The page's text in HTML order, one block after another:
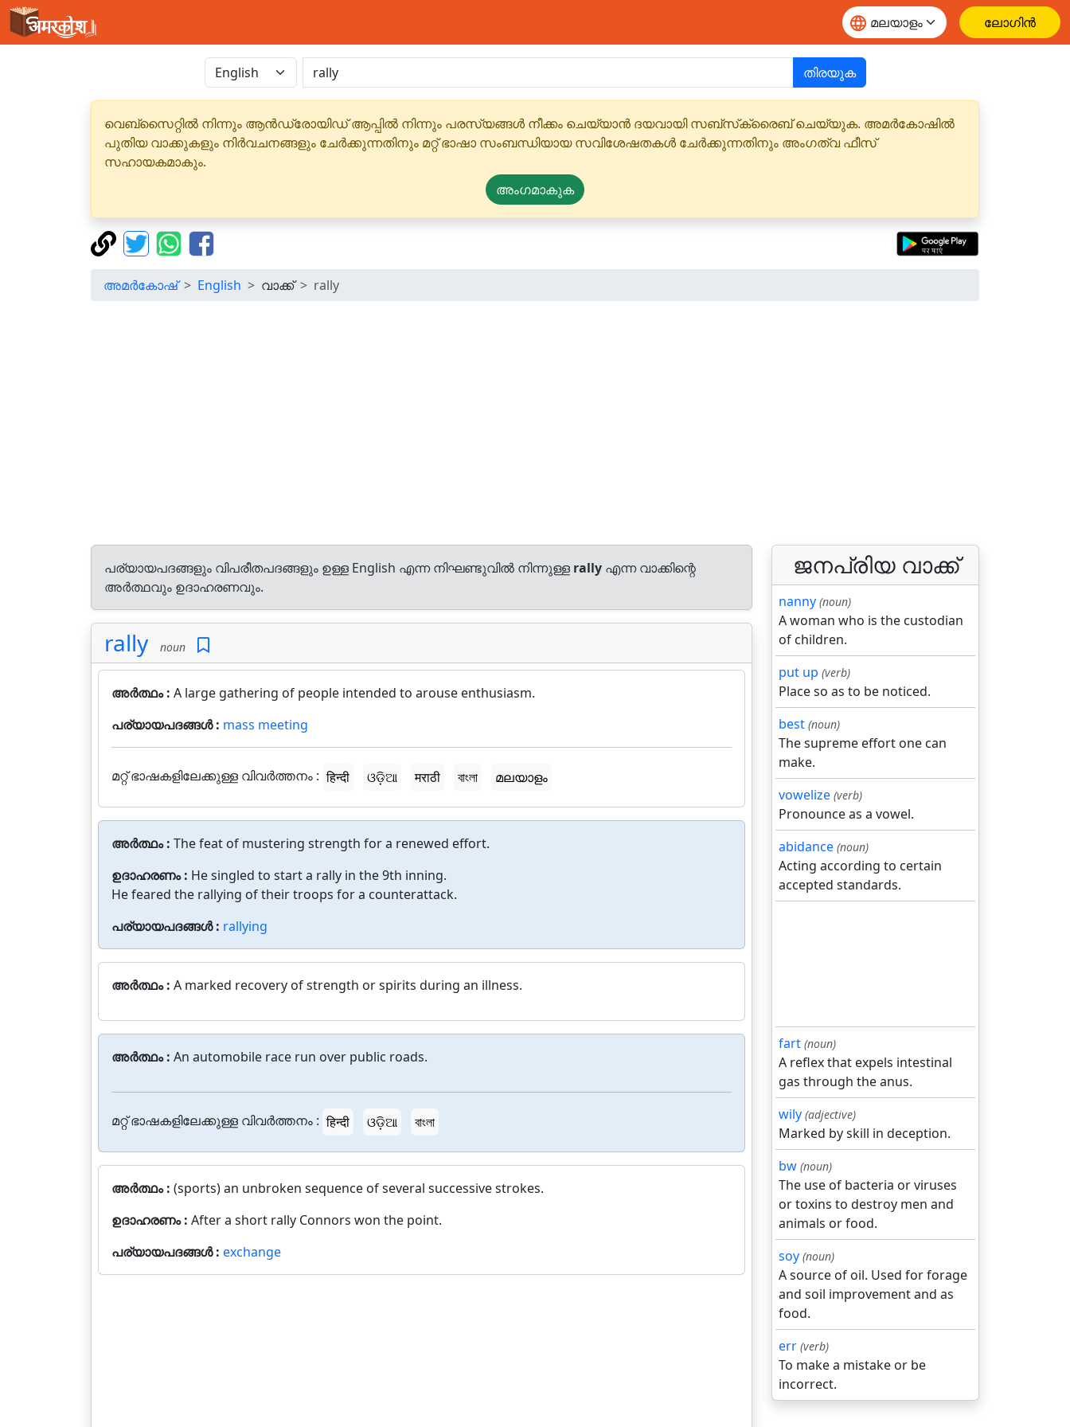
ലോഗിൻ
തിരയുക
വെബ്‌സൈറ്റിൽ നിന്നും ആൻഡ്രോയിഡ് ആപ്പിൽ നിന്നും പരസ്യങ്ങൾ നീക്കം ചെയ്യാൻ ദയവായി സബ്‌സ്‌ക്രൈബ് ചെയ്യുക. അമർകോഷിൽ
പുതിയ വാക്കുകളും നിർവചനങ്ങളും ചേർക്കുന്നതിനും മറ്റ് ഭാഷാ സംബന്ധിയായ സവിശേഷതകൾ ചേർക്കുന്നതിനും അംഗത്വ ഫീസ്
സഹായകമാകും.
അംഗമാകുക
അമർകോഷ് English വാക്ക് rally
പര്യായപദങ്ങളും വിപരീതപദങ്ങളും ഉള്ള English എന്ന നിഘണ്ടുവിൽ നിന്നുള്ള rally എന്ന വാക്കിന്റെ
അർത്ഥവും ഉദാഹരണവും.
rally noun
അർത്ഥം : A large gathering of people intended to arouse enthusiasm.
പര്യായപദങ്ങൾ : mass meeting
മറ്റ് ഭാഷകളിലേക്കുള്ള വിവർത്തനം : हिन्दी ଓଡ଼ିଆ मराठी বাংলা മലയാളം
അർത്ഥം : The feat of mustering strength for a renewed effort.
ഉദാഹരണം : He singled to start a rally in the 9th inning.
He feared the rallying of their troops for a counterattack.
പര്യായപദങ്ങൾ : rallying
അർത്ഥം : A marked recovery of strength or spirits during an illness.
അർത്ഥം : An automobile race run over public roads.
മറ്റ് ഭാഷകളിലേക്കുള്ള വിവർത്തനം : हिन्दी ଓଡ଼ିଆ বাংলা
അർത്ഥം : (sports) an unbroken sequence of several successive strokes.
ഉദാഹരണം : After a short rally Connors won the point.
പര്യായപദങ്ങൾ : exchange
ജനപ്രിയ വാക്ക്
nanny (noun)
A woman who is the custodian
of children.
put up (verb)
Place so as to be noticed.
best (noun)
The supreme effort one can
make.
vowelize (verb)
Pronounce as a vowel.
abidance (noun)
Acting according to certain
accepted standards.
fart (noun)
A reflex that expels intestinal
gas through the anus.
wily (adjective)
Marked by skill in deception.
bw (noun)
The use of bacteria or viruses
or toxins to destroy men and
animals or food.
soy (noun)
A source of oil. Used for forage
and soil improvement and as
food.
err (verb)
To make a mistake or be
incorrect.